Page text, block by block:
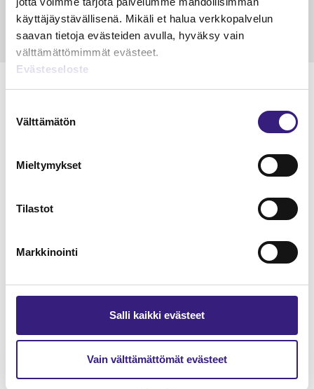
käyttäjäystävällisenä. Mikäli et halua verkkopalvelun
saavan tietoja evästeiden avulla, hyväksy vain
välttämättömimmät evästeet.
Evästeseloste
valinta
Välttämätön
Mieltymykset
Tilastot
Markkinointi
Salli kaikki evästeet
Vain välttämättömät evästeet
Tilaa Tilisanomien
lukuoikeus
TILAA TÄSTÄ